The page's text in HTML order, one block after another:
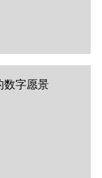
数字愿景